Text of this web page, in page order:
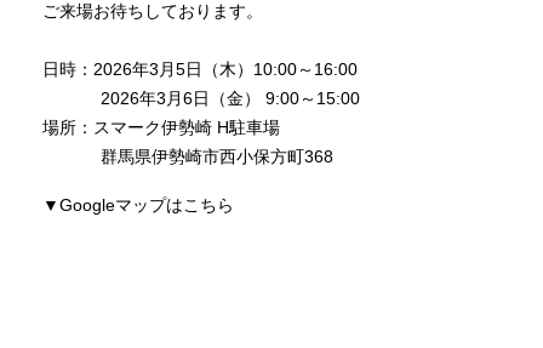
ご来場お待ちしております。
日時：2026年3月5日（木）10:00～16:00
2026年3月6日（金） 9:00～15:00
場所：スマーク伊勢崎 H駐車場
群馬県伊勢崎市西小保方町368
▼Googleマップはこちら